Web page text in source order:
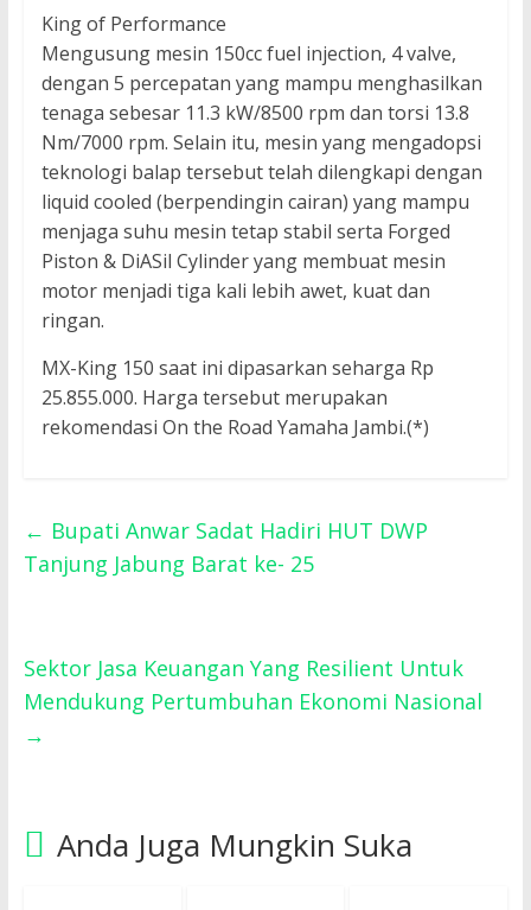
King of Performance
Mengusung mesin 150cc fuel injection, 4 valve,
dengan 5 percepatan yang mampu menghasilkan
tenaga sebesar 11.3 kW/8500 rpm dan torsi 13.8
Nm/7000 rpm. Selain itu, mesin yang mengadopsi
teknologi balap tersebut telah dilengkapi dengan
liquid cooled (berpendingin cairan) yang mampu
menjaga suhu mesin tetap stabil serta Forged
Piston & DiASil Cylinder yang membuat mesin
motor menjadi tiga kali lebih awet, kuat dan
ringan.
MX-King 150 saat ini dipasarkan seharga Rp
25.855.000. Harga tersebut merupakan
rekomendasi On the Road Yamaha Jambi.(*)
← Bupati Anwar Sadat Hadiri HUT DWP
Tanjung Jabung Barat ke- 25
Sektor Jasa Keuangan Yang Resilient Untuk
Mendukung Pertumbuhan Ekonomi Nasional
→
Anda Juga Mungkin Suka